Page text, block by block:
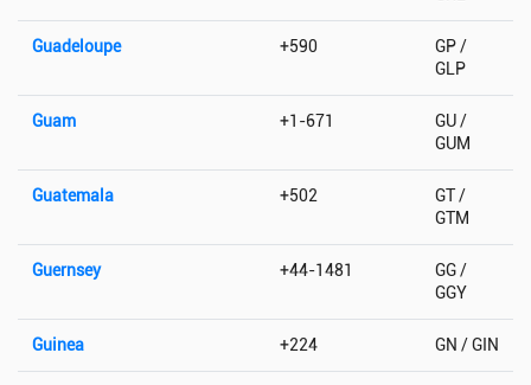
Guadeloupe +590
GP /
GLP
Guam +1-671
GU /
GUM
Guatemala +502
GT /
GTM
Guernsey +44-1481
GG /
GGY
Guinea +224 GN / GIN